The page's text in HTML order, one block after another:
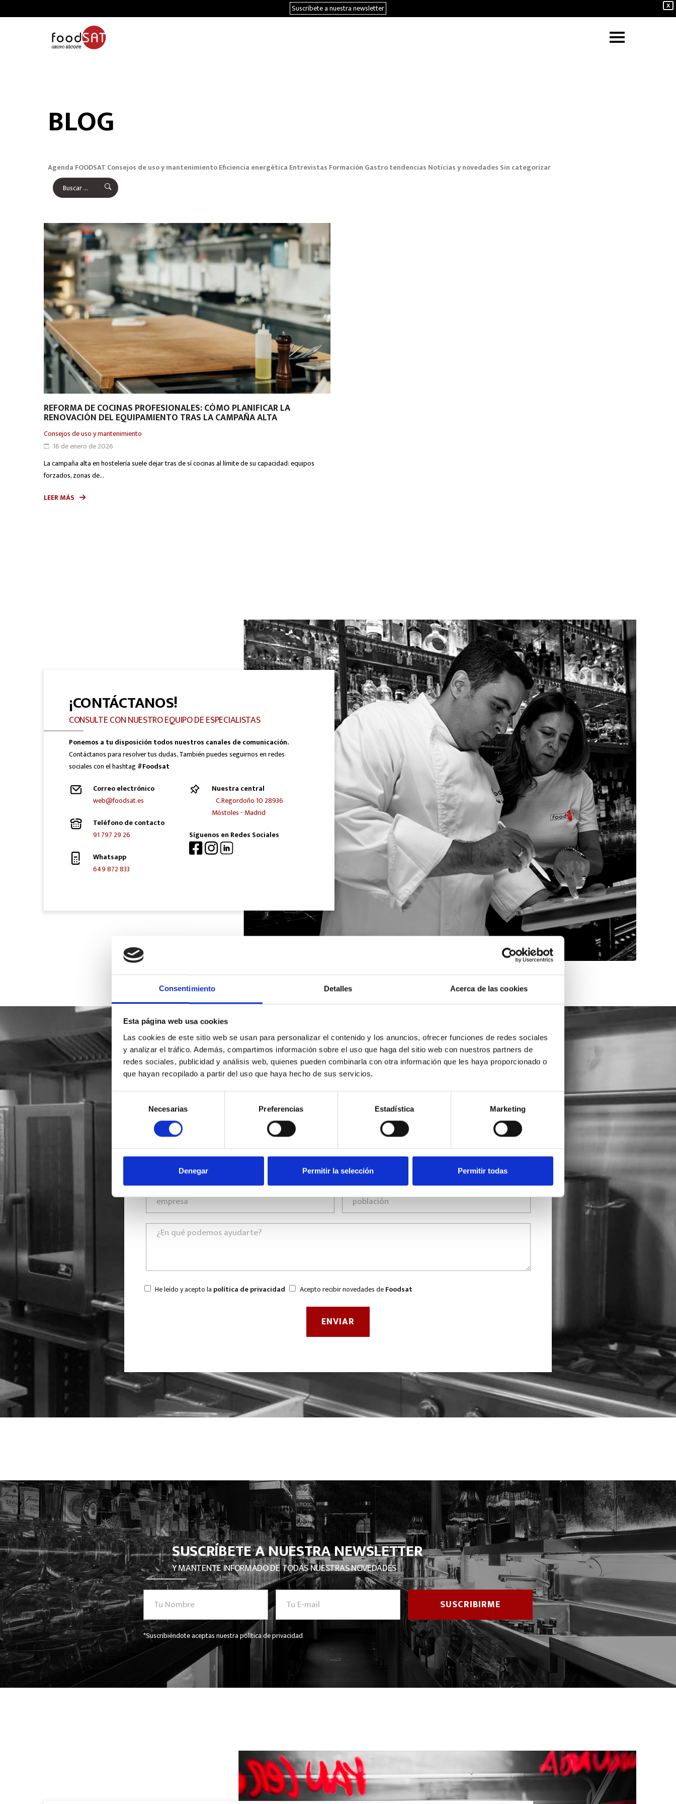
Consentimiento Detalles Acerca de las cookies
Esta página web usa cookies
Las cookies de este sitio web se usan para personalizar el contenido y los anuncios, ofrecer funciones de redes sociales
y analizar el tráfico. Además, compartimos información sobre el uso que haga del sitio web con nuestros partners de
redes sociales, publicidad y análisis web, quienes pueden combinarla con otra información que les haya proporcionado o
que hayan recopilado a partir del uso que haya hecho de sus servicios.
consentimiento
Necesarias Preferencias Estadística Marketing
Denegar Permitir la selección Permitir todas
X
Suscríbete a nuestra newsletter
BLOG
Agenda FOODSAT Consejos de uso y mantenimientoEficiencia energética Entrevistas Formación Gastro tendencias Noticias y novedades Sin categorizar
REFORMA DE COCINAS PROFESIONALES: CÓMO PLANIFICAR LA
RENOVACIÓN DEL EQUIPAMIENTO TRAS LA CAMPAÑA ALTA
Consejos de uso y mantenimiento
16 de enero de 2026
La campaña alta en hostelería suele dejar tras de sí cocinas al límite de su capacidad: equipos
forzados, zonas de...
LEER MÁS
¡CONTÁCTANOS!
CONSULTE CON NUESTRO EQUIPO DE ESPECIALISTAS
Ponemos a tu disposición todos nuestros canales de comunicación.
Contáctanos para resolver tus dudas, También puedes seguirnos en redes
sociales con el hashtag#Foodsat
Correo electrónico
web@foodsat.es
Teléfono de contacto
91 797 29 26
Whatsapp
649 872 833
Nuestra central
C.Regordoño 10 28936
Móstoles - Madrid
Síguenos en Redes Sociales
SOLICITA INFORMACIÓN
He leído y acepto la política de privacidad Acepto recibir novedades deFoodsat
SUSCRÍBETE A NUESTRA NEWSLETTER
Y MANTENTE INFORMADO DE TODAS NUESTRAS NOVEDADES
*Suscribiéndote aceptas nuestra política de privacidad